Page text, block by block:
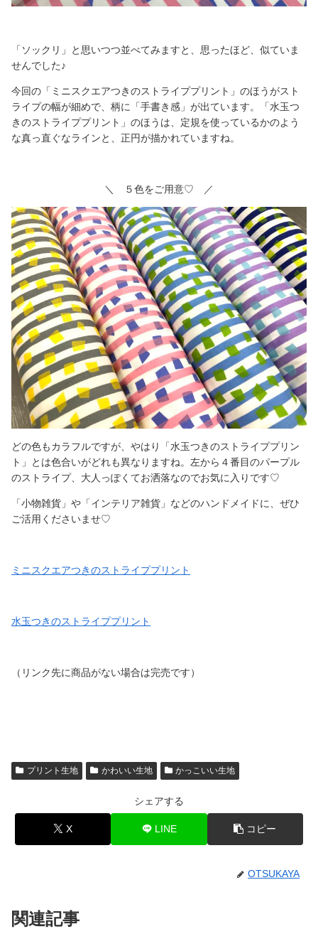
「ソックリ」と思いつつ並べてみますと、思ったほど、似ていま
せんでした♪
今回の「ミニスクエアつきのストライププリント」のほうがスト
ライプの幅が細めで、柄に「手書き感」が出ています。「水玉つ
きのストライププリント」のほうは、定規を使っているかのよう
な真っ直ぐなラインと、正円が描かれていますね。
＼ ５色をご用意♡ ／
どの色もカラフルですが、やはり「水玉つきのストライププリン
ト」とは色合いがどれも異なりますね。左から４番目のパープル
のストライプ、大人っぽくてお洒落なのでお気に入りです♡
「小物雑貨」や「インテリア雑貨」などのハンドメイドに、ぜひ
ご活用くださいませ♡
ミニスクエアつきのストライププリント
水玉つきのストライププリント
（リンク先に商品がない場合は完売です）
プリント生地 かわいい生地 かっこいい生地
シェアする
X LINE コピー
OTSUKAYA
関連記事